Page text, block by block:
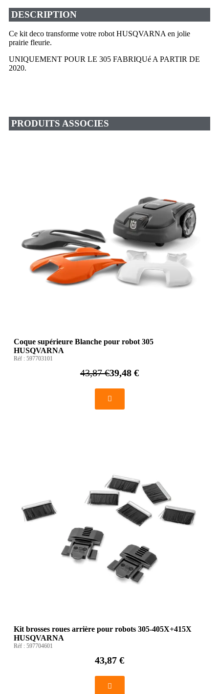
DESCRIPTION
Ce kit deco transforme votre robot HUSQVARNA en jolie
prairie fleurie.
UNIQUEMENT POUR LE 305 FABRIQUé A PARTIR DE
2020.
PRODUITS ASSOCIES
Coque supérieure Blanche pour robot 305
HUSQVARNA
Réf : 597703101
43,87 €39,48 €
Kit brosses roues arrière pour robots 305-405X+415X
HUSQVARNA
Réf : 597704601
43,87 €